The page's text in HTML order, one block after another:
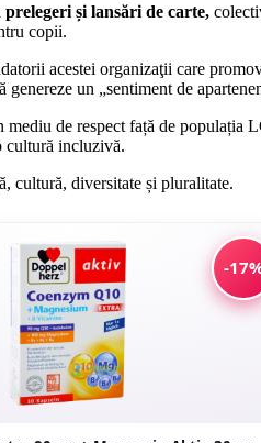
prelegeri și lansări de carte,
copii.
acestei organizaţii care
genereze un „sentiment de
mediu de respect față de populația
cultură incluzivă.
cultură, diversitate și pluralitate.
-